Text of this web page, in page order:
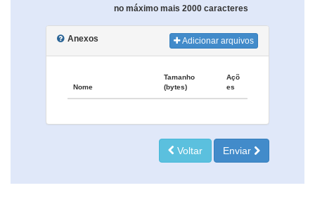
no máximo mais 2000 caracteres
Anexos Adicionar arquivos
Nome
Tamanho
(bytes)
Açõ
es
Voltar Enviar